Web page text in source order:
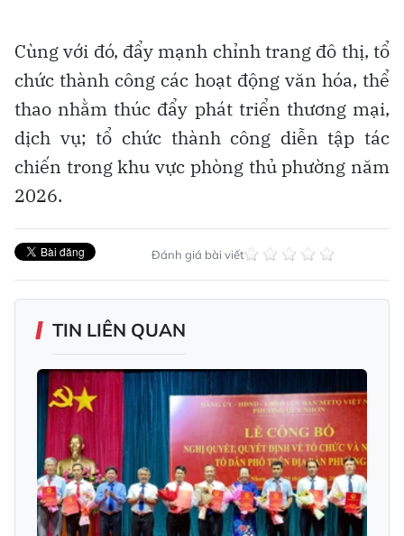
Cùng với đó, đẩy mạnh chỉnh trang đô thị, tổ
chức thành công các hoạt động văn hóa, thể
thao nhằm thúc đẩy phát triển thương mại,
dịch vụ; tổ chức thành công diễn tập tác
chiến trong khu vực phòng thủ phường năm
2026.
Đánh giá bài viết
TIN LIÊN QUAN